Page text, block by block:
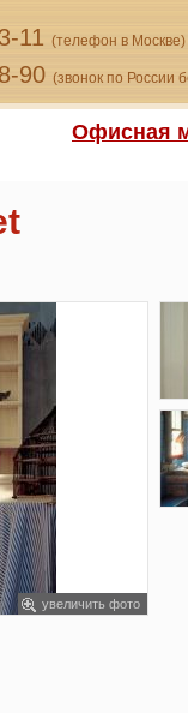
11 (телефон в Москве)
90 (звонок по России
Офисная
увеличить фото